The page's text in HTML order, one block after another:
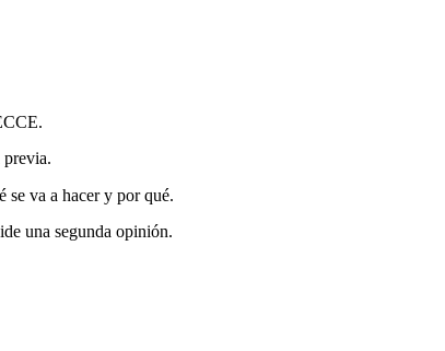
previa.
se va a hacer y por qué.
una segunda opinión.